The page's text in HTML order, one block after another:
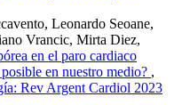
Leonardo Seoane,
Vrancic, Mirta Diez,
en el paro cardiaco
en nuestro medio? ,
Rev Argent Cardiol 2023